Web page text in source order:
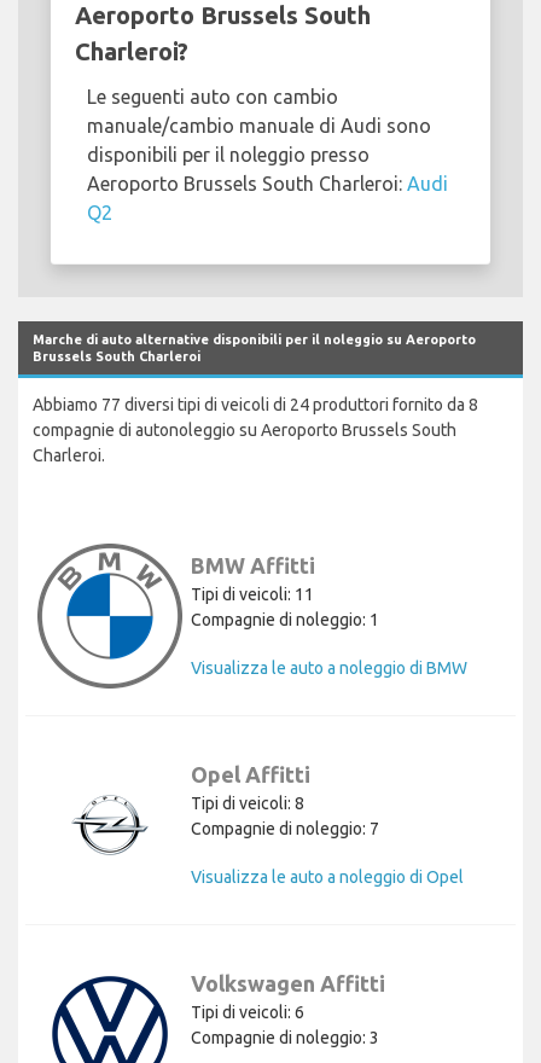
Aeroporto Brussels South
Charleroi?
Le seguenti auto con cambio
manuale/cambio manuale di Audi sono
disponibili per il noleggio presso
Aeroporto Brussels South Charleroi: Audi
Q2
Marche di auto alternative disponibili per il noleggio su Aeroporto
Brussels South Charleroi
Abbiamo 77 diversi tipi di veicoli di 24 produttori fornito da 8
compagnie di autonoleggio su Aeroporto Brussels South
Charleroi.
BMW Affitti
Tipi di veicoli: 11
Compagnie di noleggio: 1
Visualizza le auto a noleggio di BMW
Opel Affitti
Tipi di veicoli: 8
Compagnie di noleggio: 7
Visualizza le auto a noleggio di Opel
Volkswagen Affitti
Tipi di veicoli: 6
Compagnie di noleggio: 3